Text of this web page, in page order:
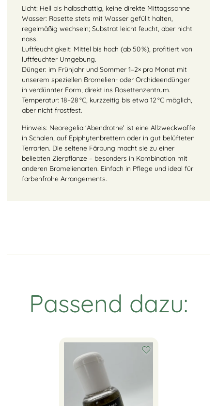
Licht: Hell bis halbschattig, keine direkte Mittagssonne
Wasser: Rosette stets mit Wasser gefüllt halten,
regelmäßig wechseln; Substrat leicht feucht, aber nicht
nass.
Luftfeuchtigkeit: Mittel bis hoch (ab 50 %), profitiert von
luftfeuchter Umgebung.
Dünger: im Frühjahr und Sommer 1–2× pro Monat mit
unserem speziellen Bromelien- oder Orchideendünger
in verdünnter Form, direkt ins Rosettenzentrum.
Temperatur: 18–28 °C, kurzzeitig bis etwa 12 °C möglich,
aber nicht frostfest.
Hinweis: Neoregelia 'Abendrothe' ist eine Allzweckwaffe
in Schalen, auf Epiphytenbrettern oder in gut belüfteten
Terrarien. Die seltene Färbung macht sie zu einer
beliebten Zierpflanze – besonders in Kombination mit
anderen Bromelienarten. Einfach in Pflege und ideal für
farbenfrohe Arrangements.
Passend dazu: